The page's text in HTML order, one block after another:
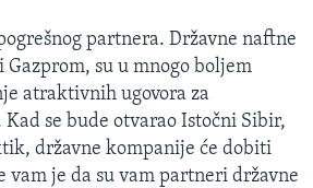
partnera. Državne naftne
su u mnogo boljem
atraktivnih ugovora za
se bude otvarao Istočni Sibir,
državne kompanije će dobiti
vam je da su vam partneri državne